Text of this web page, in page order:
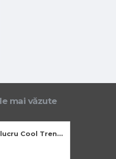
mai văzute
Jacheta de lucru Cool Trend bumbac 260g/m2, negru-gri